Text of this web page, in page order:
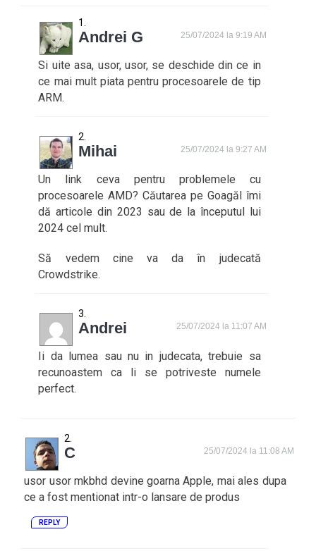
Andrei G 25/07/2024 la 9:19 AM
Si uite asa, usor, usor, se deschide din ce in
ce mai mult piata pentru procesoarele de tip
ARM.
Mihai 25/07/2024 la 9:27 AM
Un link ceva pentru problemele cu
procesoarele AMD? Căutarea pe Goagăl îmi
dă articole din 2023 sau de la începutul lui
2024 cel mult.
Să vedem cine va da în judecată
Crowdstrike.
Andrei 25/07/2024 la 11:07 AM
Ii da lumea sau nu in judecata, trebuie sa
recunoastem ca li se potriveste numele
perfect.
C 25/07/2024 la 11:08 AM
usor usor mkbhd devine goarna Apple, mai ales dupa
ce a fost mentionat intr-o lansare de produs
REPLY